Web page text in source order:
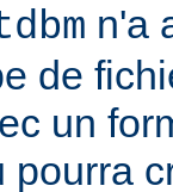
n'a
de
un
pourra